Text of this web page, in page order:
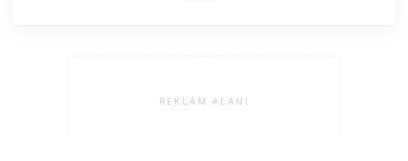
REKLAM ALANI